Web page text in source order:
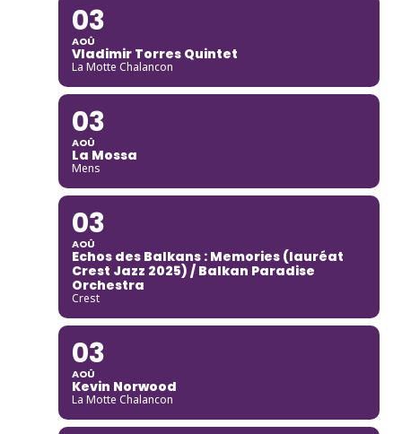
03
AOÛ
Vladimir Torres Quintet
La Motte Chalancon
03
AOÛ
La Mossa
Mens
03
AOÛ
Echos des Balkans : Memories (lauréat
Crest Jazz 2025) / Balkan Paradise
Orchestra
Crest
03
AOÛ
Kevin Norwood
La Motte Chalancon